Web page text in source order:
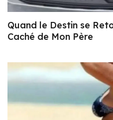
Quand le Destin se
Caché de Mon Père